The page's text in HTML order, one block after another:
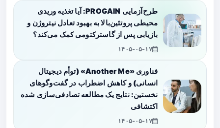
طرح‌آزمایی PROGAIN: آیا تغذیه وریدی
محیطی پروتئین‌بالا به بهبود تعادل نیتروژن و
بازیابی پس از گاسترکتومی کمک می‌کند؟
۱۴۰۵-۰۵-۱۷
فناوری «Another Me» (توأم دیجیتال
انسانی) و کاهش اضطراب در گفت‌وگوهای
نخستین: نتایج یک مطالعه تصادفی‌سازی شده
اکتشافی
۱۴۰۵-۰۵-۱۷